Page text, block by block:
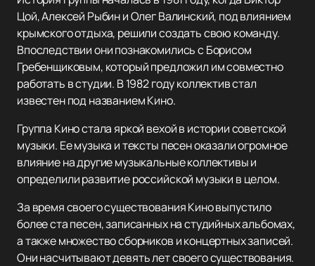
Цой, Алексей Рыбин и Олег Валинский, под влиянием
крымского отдыха, решили создать свою команду.
Впоследствии они познакомились с Борисом
Гребенщиковым, который предложил им совместно
работать в студии. В 1982 году коллектив стал
известен под названием Кино.
Группа Кино стала яркой вехой в истории советской
музыки. Ее музыка и тексты песен оказали огромное
влияние на другие музыкальные коллективы и
определили развитие российской музыки в целом.
За время своего существования Кино выпустило
более ста песен, записанных на студийных альбомах,
а также множество сборников и концертных записей.
Они насчитывают девять лет своего существования.